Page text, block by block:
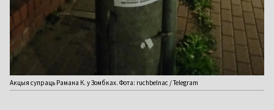
Акцыя супраць Рамана К. у Зомбках. Фота: ruchbelnac / Telegram